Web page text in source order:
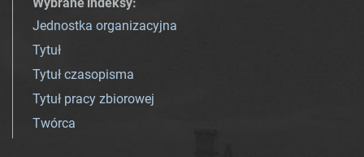
Jednostka organizacyjna
Tytuł
Tytuł czasopisma
Tytuł pracy zbiorowej
Twórca